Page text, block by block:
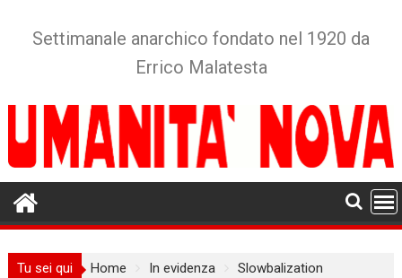
Settimanale anarchico fondato nel 1920 da
Errico Malatesta
Tu sei qui Home In evidenza Slowbalization